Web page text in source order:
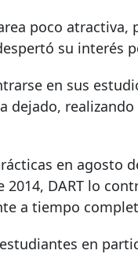
poco
su interés
en sus
dejado,
en agosto
DART lo
a tiempo
en